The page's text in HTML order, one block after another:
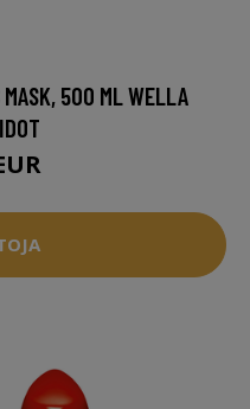
500 ML WELLA